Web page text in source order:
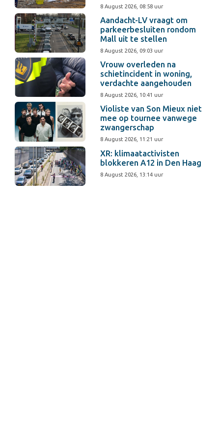
8 August 2026, 08:58 uur
Aandacht-LV vraagt om
parkeerbesluiten rondom
Mall uit te stellen
8 August 2026, 09:03 uur
Vrouw overleden na
schietincident in woning,
verdachte aangehouden
8 August 2026, 10:41 uur
Violiste van Son Mieux niet
mee op tournee vanwege
zwangerschap
8 August 2026, 11:21 uur
XR: klimaatactivisten
blokkeren A12 in Den Haag
8 August 2026, 13:14 uur